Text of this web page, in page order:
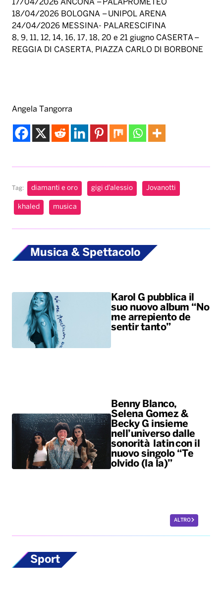
17/04/2026 ANCONA – PALAPROMETEO
18/04/2026 BOLOGNA – UNIPOL ARENA
24/04/2026 MESSINA- PALARESCIFINA
8, 9, 11, 12, 14, 16, 17, 18, 20 e 21 giugno CASERTA –
REGGIA DI CASERTA, PIAZZA CARLO DI BORBONE
Angela Tangorra
Tag: diamanti e oro gigi d'alessio Jovanotti
khaled musica
Musica & Spettacolo
Karol G pubblica il
suo nuovo album “No
me arrepiento de
sentir tanto”
Benny Blanco,
Selena Gomez &
Becky G insieme
nell’universo dalle
sonorità latin con il
nuovo singolo “Te
olvido (la la)”
ALTRO
Sport